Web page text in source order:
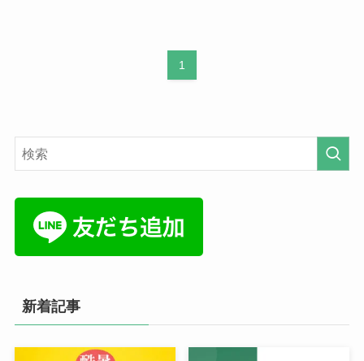
1
新着記事